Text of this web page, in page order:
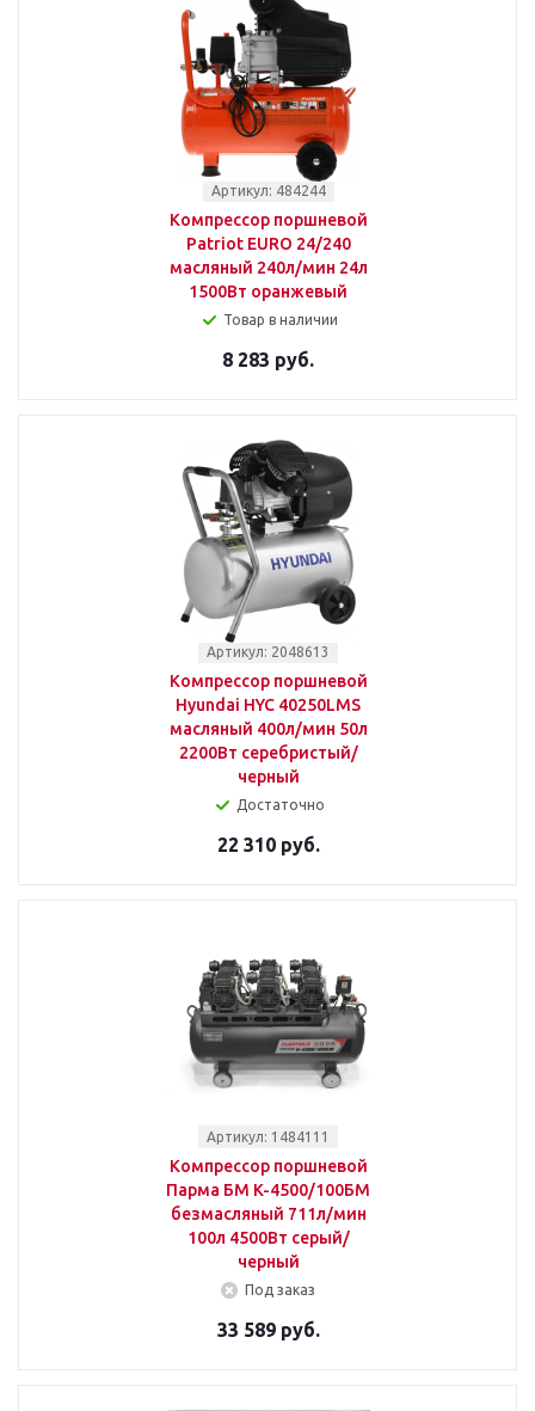
Артикул: 484244
Компрессор поршневой
Patriot EURO 24/240
масляный 240л/мин 24л
1500Вт оранжевый
Товар в наличии
8 283 руб.
Артикул: 2048613
Компрессор поршневой
Hyundai HYC 40250LMS
масляный 400л/мин 50л
2200Вт серебристый/
черный
Достаточно
22 310 руб.
Артикул: 1484111
Компрессор поршневой
Парма БМ K-4500/100БМ
безмасляный 711л/мин
100л 4500Вт серый/
черный
Под заказ
33 589 руб.